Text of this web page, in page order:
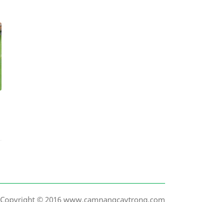
Copyright © 2016 www.camnangcaytrong.com